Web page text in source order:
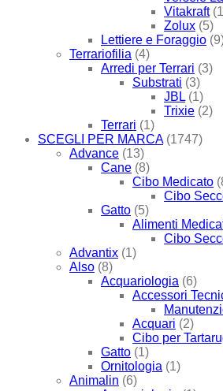
Vitakraft
Zolux (5)
Lettiere e Foraggio
Terrariofilia (4)
Arredi per Terrari (3)
Substrati (3)
JBL (1)
Trixie (2)
Terrari (1)
SCEGLI PER MARCA (1747)
Advance (13)
Cane (8)
Cibo Medicato
Cibo
Gatto (5)
Alimenti
Cibo
Advantix (1)
Also (8)
Acquariologia (6)
Accessori
Acquari (2)
Cibo per
Gatto (1)
Ornitologia (1)
Animalin (6)